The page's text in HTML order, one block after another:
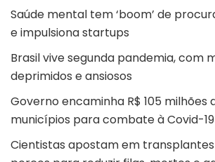
Saúde mental tem ‘boom’ de
e impulsiona startups
Brasil vive segunda pandemia, com
deprimidos e ansiosos
Governo encaminha R$ 105 milhões
municípios para combate à Covid-19
Cientistas apostam em